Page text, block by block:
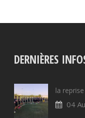
DERNIÈRES
la
04